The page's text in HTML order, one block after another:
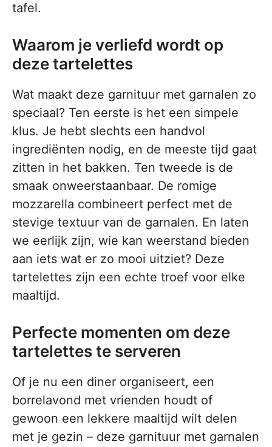
tafel.
Waarom je verliefd wordt op
deze tartelettes
Wat maakt deze garnituur met garnalen zo
speciaal? Ten eerste is het een simpele
klus. Je hebt slechts een handvol
ingrediënten nodig, en de meeste tijd gaat
zitten in het bakken. Ten tweede is de
smaak onweerstaanbaar. De romige
mozzarella combineert perfect met de
stevige textuur van de garnalen. En laten
we eerlijk zijn, wie kan weerstand bieden
aan iets wat er zo mooi uitziet? Deze
tartelettes zijn een echte troef voor elke
maaltijd.
Perfecte momenten om deze
tartelettes te serveren
Of je nu een diner organiseert, een
borrelavond met vrienden houdt of
gewoon een lekkere maaltijd wilt delen
met je gezin – deze garnituur met garnalen